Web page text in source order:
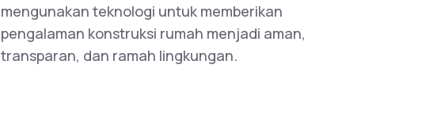
mengunakan teknologi untuk memberikan
pengalaman konstruksi rumah menjadi aman,
transparan, dan ramah lingkungan.